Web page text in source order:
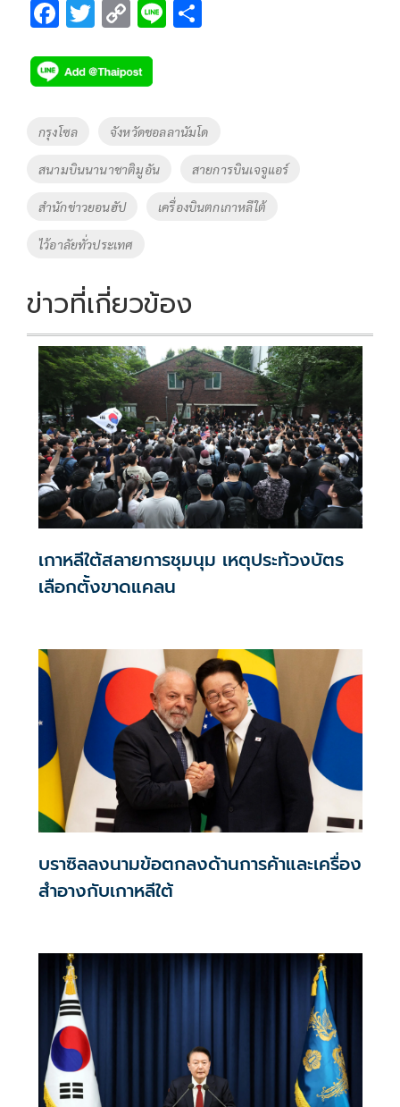
F
e
b
o
o
k
T
tt
er
C
p
y
Li
n
k
Li
Tags
กรุงโซล จังหวัดชอลลานัมโด
สนามบินนานาชาติมูอัน สายการบินเจจูแอร์
สำนักข่าวยอนฮัป เครื่องบินตกเกาหลีใต้
ไว้อาลัยทั่วประเทศ
ข่าวที่เกี่ยวข้อง
เกาหลีใต้สลายการชุมนุม เหตุประท้วงบัตร
เลือกตั้งขาดแคลน
บราซิลลงนามข้อตกลงด้านการค้าและเครื่อง
สำอางกับเกาหลีใต้